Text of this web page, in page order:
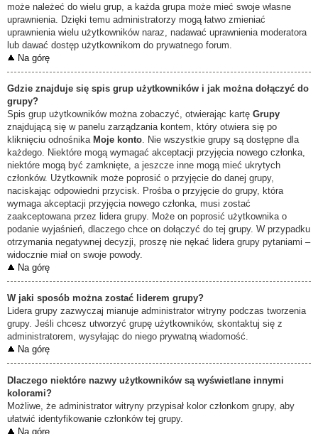
może należeć do wielu grup, a każda grupa może mieć swoje własne
uprawnienia. Dzięki temu administratorzy mogą łatwo zmieniać
uprawnienia wielu użytkowników naraz, nadawać uprawnienia moderatora
lub dawać dostęp użytkownikom do prywatnego forum.
Na górę
Gdzie znajduje się spis grup użytkowników i jak można dołączyć do
grupy?
Spis grup użytkowników można zobaczyć, otwierając kartę Grupy
znajdującą się w panelu zarządzania kontem, który otwiera się po
kliknięciu odnośnika Moje konto. Nie wszystkie grupy są dostępne dla
każdego. Niektóre mogą wymagać akceptacji przyjęcia nowego członka,
niektóre mogą być zamknięte, a jeszcze inne mogą mieć ukrytych
członków. Użytkownik może poprosić o przyjęcie do danej grupy,
naciskając odpowiedni przycisk. Prośba o przyjęcie do grupy, która
wymaga akceptacji przyjęcia nowego członka, musi zostać
zaakceptowana przez lidera grupy. Może on poprosić użytkownika o
podanie wyjaśnień, dlaczego chce on dołączyć do tej grupy. W przypadku
otrzymania negatywnej decyzji, proszę nie nękać lidera grupy pytaniami –
widocznie miał on swoje powody.
Na górę
W jaki sposób można zostać liderem grupy?
Lidera grupy zazwyczaj mianuje administrator witryny podczas tworzenia
grupy. Jeśli chcesz utworzyć grupę użytkowników, skontaktuj się z
administratorem, wysyłając do niego prywatną wiadomość.
Na górę
Dlaczego niektóre nazwy użytkowników są wyświetlane innymi
kolorami?
Możliwe, że administrator witryny przypisał kolor członkom grupy, aby
ułatwić identyfikowanie członków tej grupy.
Na górę